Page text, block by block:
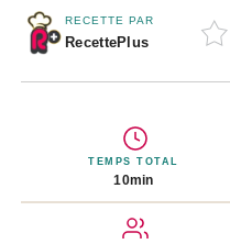
RECETTE PAR
RecettePlus
TEMPS TOTAL
10min